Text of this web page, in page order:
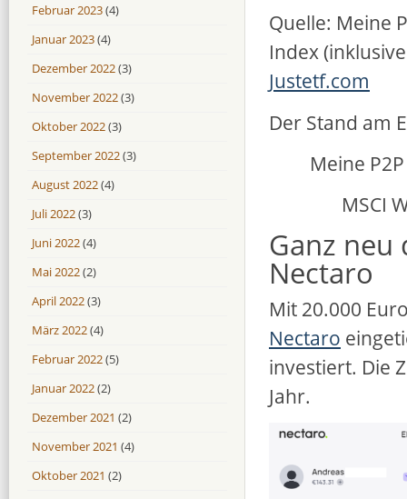
Quelle: Meine
Index
Justetf.com
Der Stand am
Meine
MSCI
Ganz
Nectaro
Mit 20.000
Nectaro
investiert. Die
Jahr.
Februar 2023(4)
Januar 2023(4)
Dezember 2022(3)
November 2022(3)
Oktober 2022(3)
September 2022(3)
August 2022(4)
Juli 2022(3)
Juni 2022(4)
Mai 2022(2)
April 2022(3)
März 2022(4)
Februar 2022(5)
Januar 2022(2)
Dezember 2021 (2)
November 2021 (4)
Oktober 2021 (2)